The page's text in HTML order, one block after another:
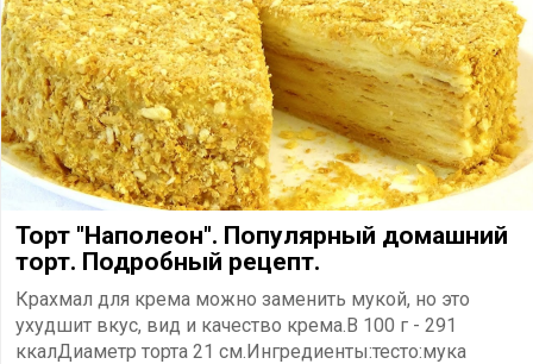
Торт "Наполеон". Популярный домашний
торт. Подробный рецепт.
Крахмал для крема можно заменить мукой, но это
ухудшит вкус, вид и качество крема.В 100 г - 291
ккалДиаметр торта 21 см.Ингредиенты:тесто:мука